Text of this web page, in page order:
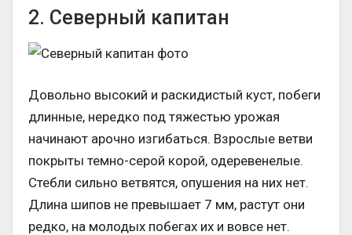
2. Северный капитан
Довольно высокий и раскидистый куст, побеги
длинные, нередко под тяжестью урожая
начинают арочно изгибаться. Взрослые ветви
покрыты темно-серой корой, одеревенелые.
Стебли сильно ветвятся, опушения на них нет.
Длина шипов не превышает 7 мм, растут они
редко, на молодых побегах их и вовсе нет.